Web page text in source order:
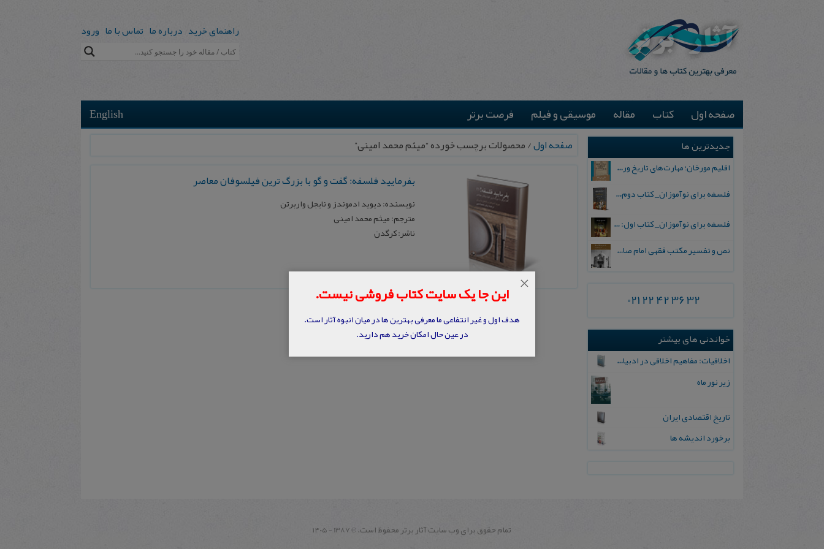
راهنمای خرید درباره ما تماس با ما ورود
English صفحه اول کتاب مقاله موسیقی و فیلم فرصت برتر
صفحه اول/ محصولات برچسب خورده “میثم محمد امینی”
بفرمایید فلسفه: گفت و گو با بزرگ ترین فیلسوفان معاصر
نویسنده: دیوید ادموندز و نایجل واربرتن
مترجم: میثم محمد امینی
ناشر: کرگدن
جدیدترین ها
اقلیم مورخان؛ مهارت‌های تاریخ ورزی علمی
فلسفه برای نوآموزان_ کتاب دوم: پرسش درباره واقعیت و معرفت
فلسفه برای نوآموزان_ کتاب اول: تردید در باورهای رایج
نص و تفسیر مکتب فقهی امام صادق علیه السلام
021 22 42 36 32
خواندنی های بیشتر
اخلاقیات‌: مفاهیم‌ اخلاقی‌ در ادبیات‌ فارسی‌
زیر نور ماه
تاریخ اقتصادی ایران
برخورد اندیشه ها
این جا یک سایت کتاب فروشی نیست.
هدف اول و غیر انتفاعی ما معرفی بهترین ها در میان انبوه آثار است.
در عین حال امکان خرید هم دارید.
×
تمام حقوق برای وب سايت آثار برتر محفوظ است. ©